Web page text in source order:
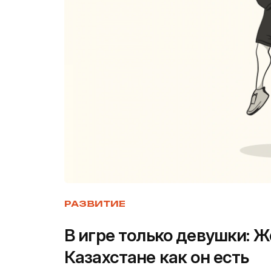
РАЗВИТИЕ
В игре только девушки:
Казахстане как он есть